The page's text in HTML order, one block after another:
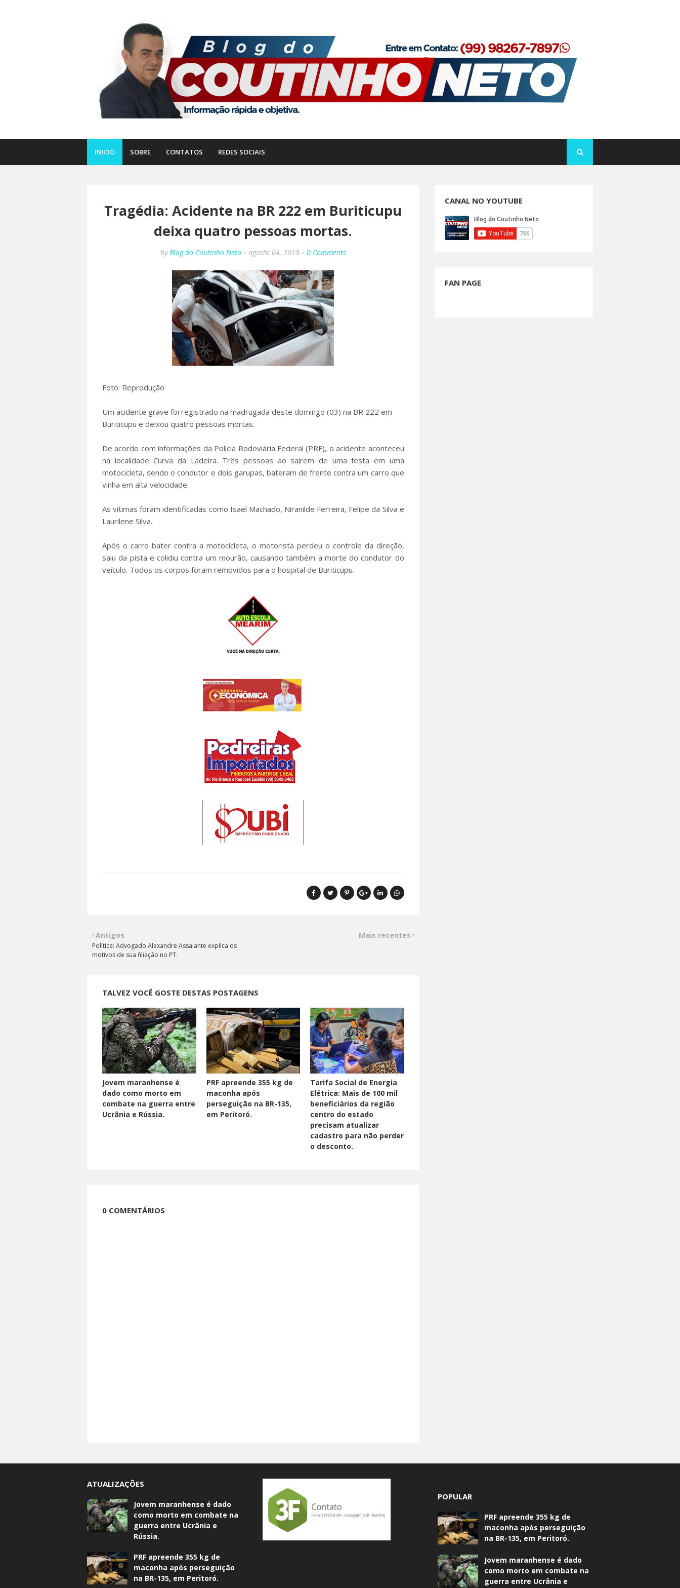
INICIO SOBRE CONTATOS REDES SOCIAIS
Tragédia: Acidente na BR 222 em Buriticupu
deixa quatro pessoas mortas.
by Blog do Coutinho Neto agosto 04, 2019 0 Comments
Foto: Reprodução
Um acidente grave foi registrado na madrugada deste domingo (03) na BR 222 em
Buriticupu e deixou quatro pessoas mortas.
De acordo com informações da Polícia Rodoviária Federal (PRF), o acidente aconteceu
na localidade Curva da Ladeira. Três pessoas ao saírem de uma festa em uma
motocicleta, sendo o condutor e dois garupas, bateram de frente contra um carro que
vinha em alta velocidade.
As vítimas foram identificadas como Isael Machado, Niranilde Ferreira, Felipe da Silva e
Laurilene Silva.
Após o carro bater contra a motocicleta, o motorista perdeu o controle da direção,
saiu da pista e colidiu contra um mourão, causando também a morte do condutor do
veículo. Todos os corpos foram removidos para o hospital de Buriticupu.
Mais recentes
Antigos
Política: Advogado Alexandre Assaiante explica os
motivos de sua filiação no PT.
TALVEZ VOCÊ GOSTE DESTAS POSTAGENS
Jovem maranhense é
dado como morto em
combate na guerra entre
Ucrânia e Rússia.
PRF apreende 355 kg de
maconha após
perseguição na BR-135,
em Peritoró.
Tarifa Social de Energia
Elétrica: Mais de 100 mil
beneficiários da região
centro do estado
precisam atualizar
cadastro para não perder
o desconto.
0 COMENTÁRIOS
CANAL NO YOUTUBE
FAN PAGE
ATUALIZAÇÕES
Jovem maranhense é dado
como morto em combate na
guerra entre Ucrânia e
Rússia.
PRF apreende 355 kg de
maconha após perseguição
na BR-135, em Peritoró.
POPULAR
PRF apreende 355 kg de
maconha após perseguição
na BR-135, em Peritoró.
Jovem maranhense é dado
como morto em combate na
guerra entre Ucrânia e